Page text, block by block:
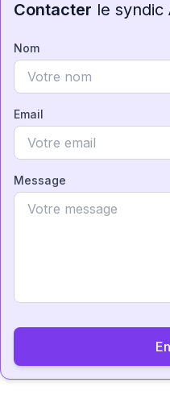
Contacter le syndic
Nom
Email
Message